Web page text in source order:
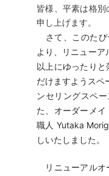
皆様、平素は格
申し上げます。
さて、このたび
より、リニュー
以上にゆったり
だけますようスペ
ンセリングスペ
た、オーダーメ
職人 Yutaka
しいたしました。
リニューアルオ